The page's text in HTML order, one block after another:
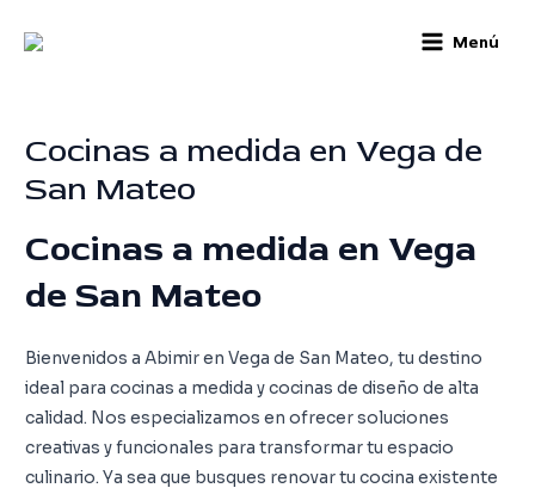
Menu
Menú
Cocinas a medida en Vega de
San Mateo
Cocinas a medida en Vega
de San Mateo
Bienvenidos a Abimir en Vega de San Mateo, tu destino
ideal para cocinas a medida y cocinas de diseño de alta
calidad. Nos especializamos en ofrecer soluciones
creativas y funcionales para transformar tu espacio
culinario. Ya sea que busques renovar tu cocina existente